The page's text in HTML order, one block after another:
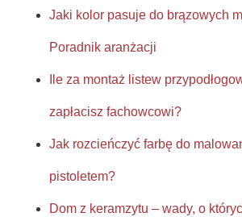
Jaki kolor pasuje do brązowych
Poradnik aranżacji
Ile za montaż listew
zapłacisz fachowcowi?
Jak rozcieńczyć farbę do
pistoletem?
Dom z keramzytu – wady, o